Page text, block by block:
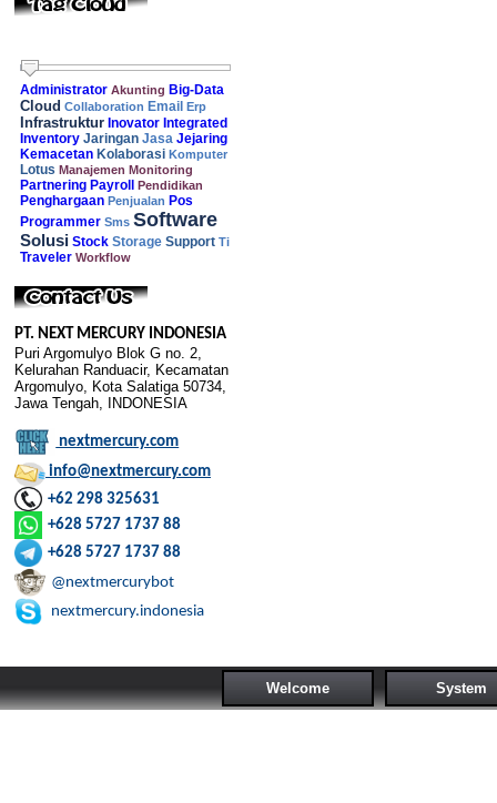
Administrator Akunting Big-Data
Cloud Collaboration Email Erp
Infrastruktur Inovator Integrated
Inventory Jaringan Jasa Jejaring
Kemacetan Kolaborasi Komputer
Lotus Manajemen Monitoring
Partnering Payroll Pendidikan
Penghargaan Penjualan Pos
Programmer Sms Software
Solusi Stock Storage Support Ti
Traveler Workflow
PT. NEXT MERCURY INDONESIA
Puri Argomulyo Blok G no. 2,
Kelurahan Randuacir, Kecamatan
Argomulyo, Kota Salatiga 50734,
Jawa Tengah, INDONESIA
nextmercury.com
info@nextmercury.com
+62 298 325631
+628 5727 1737 88
+628 5727 1737 88
@nextmercurybot
nextmercury.indonesia
Welcome System